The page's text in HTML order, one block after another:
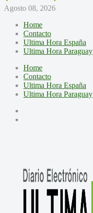
Agosto 08, 2026
Home
Contacto
Ultima Hora España
Ultima Hora Paraguay
Home
Contacto
Ultima Hora España
Ultima Hora Paraguay